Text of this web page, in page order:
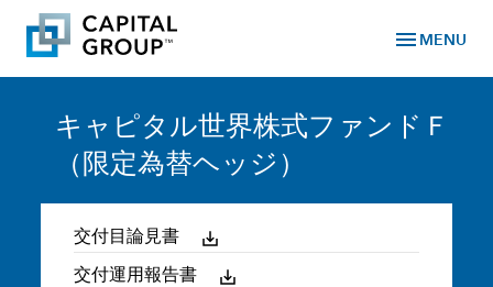
menu MENU
キャピタル世界株式ファンドＦ
（限定為替ヘッジ）
交付目論見書
交付運用報告書